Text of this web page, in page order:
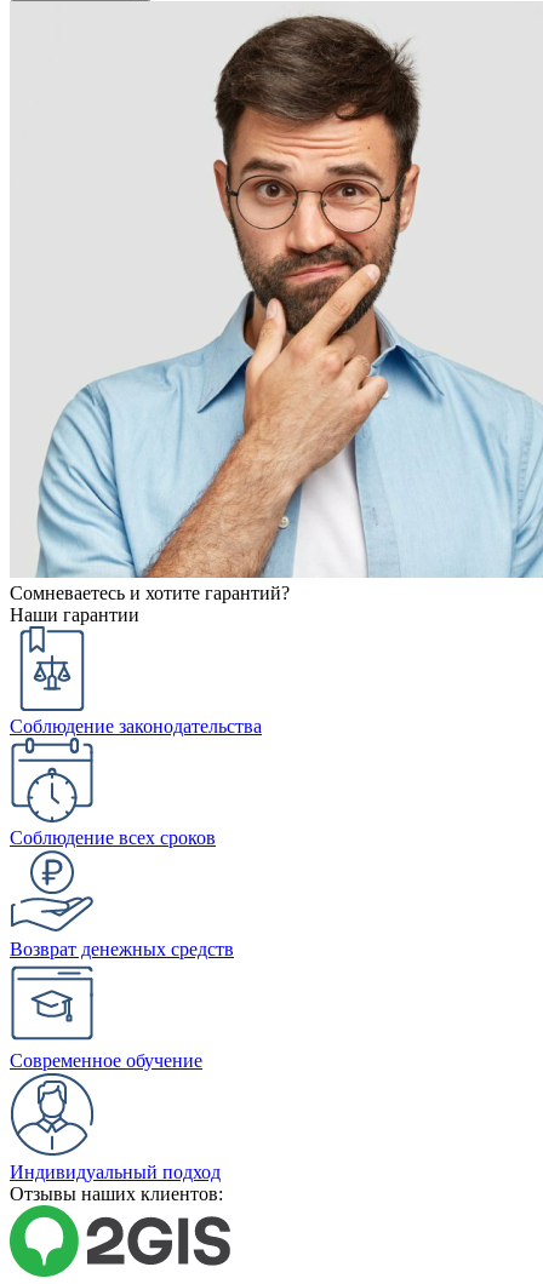
Сомневаетесь и хотите гарантий?
Наши гарантии
Соблюдение законодательства
Соблюдение всех сроков
Возврат денежных средств
Современное обучение
Индивидуальный подход
Отзывы наших клиентов: